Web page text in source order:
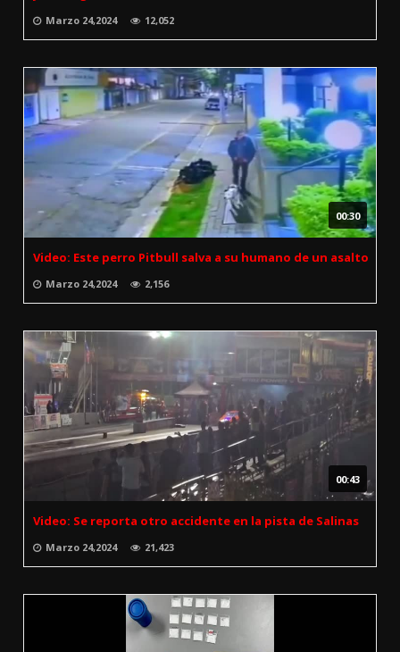
Marzo 24,2024 12,052
00:30
Video: Este perro Pitbull salva a su humano de un asalto
Marzo 24,2024 2,156
00:43
Video: Se reporta otro accidente en la pista de Salinas
Marzo 24,2024 21,423